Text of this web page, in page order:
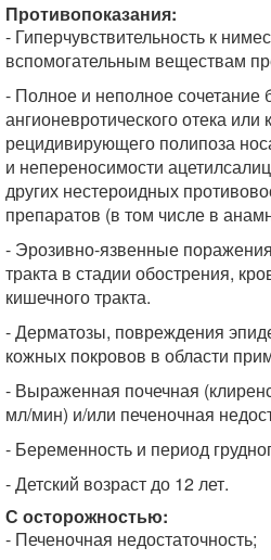
Противопоказания:
- Гиперчувствительность к
вспомогательным веществам
- Полное и неполное сочетание
ангионевротического отека
рецидивирующего полипоза
и непереносимости
других нестероидных
препаратов (в том числе в
- Эрозивно-язвенные
тракта в стадии обострения,
кишечного тракта.
- Дерматозы, повреждения
кожных покровов в области
- Выраженная почечная
мл/мин) и/или печеночная
- Беременность и период
- Детский возраст до 12 лет.
С осторожностью:
- Печеночная недостаточность;